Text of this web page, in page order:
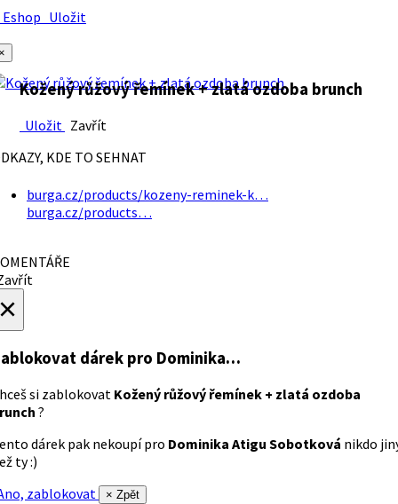
Uložit
Kožený růžový řemínek + zlatá ozdoba brunch
Uložit Zavřít
KDE TO SEHNAT
burga.cz/products/kozeny-reminek-k…
burga.cz/products…
dárek pro Dominika…
si zablokovat Kožený růžový řemínek + zlatá ozdoba
?
dárek pak nekoupí pro Dominika Atigu Sobotková nikdo
ty :)
zablokovat
× Zpět